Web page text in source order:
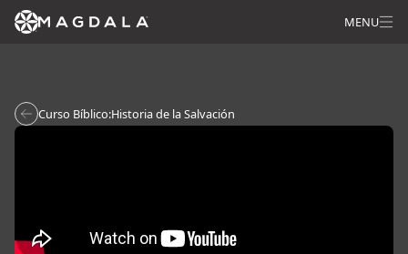
MENU
Curso Bíblico:Historia de la Salvación